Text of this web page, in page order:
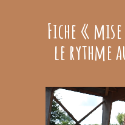
Fiche «
le rythme